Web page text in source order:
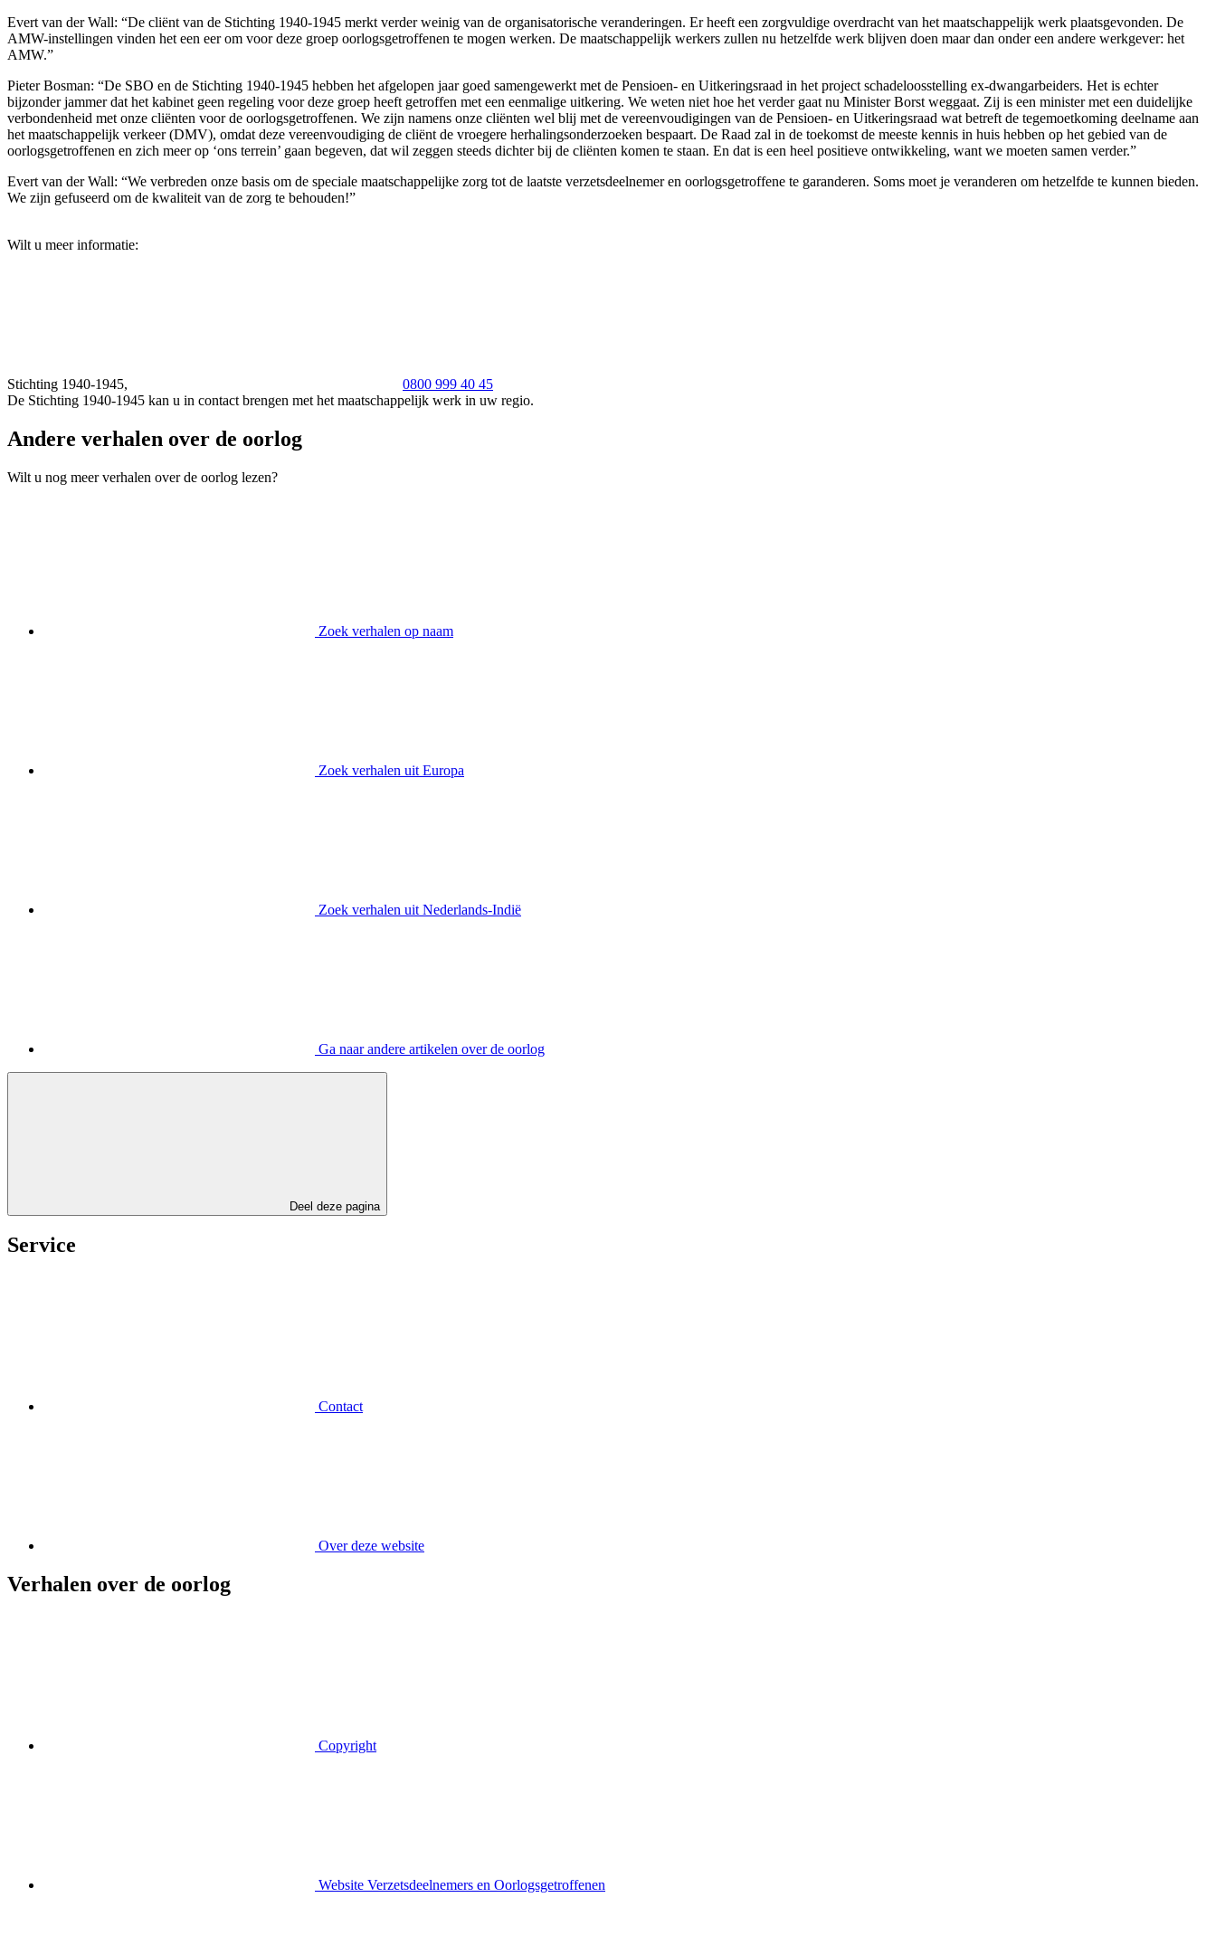
Evert van der Wall: “De cliënt van de Stichting 1940-1945 merkt verder weinig van de organisatorische veranderingen. Er heeft een zorgvuldige overdracht van het maatschappelijk werk plaatsgevonden. De
AMW-instellingen vinden het een eer om voor deze groep oorlogsgetroffenen te mogen werken. De maatschappelijk werkers zullen nu hetzelfde werk blijven doen maar dan onder een andere werkgever: het
AMW.”
Pieter Bosman: “De SBO en de Stichting 1940-1945 hebben het afgelopen jaar goed samengewerkt met de Pensioen- en Uitkeringsraad in het project schadeloosstelling ex-dwangarbeiders. Het is echter
bijzonder jammer dat het kabinet geen regeling voor deze groep heeft getroffen met een eenmalige uitkering. We weten niet hoe het verder gaat nu Minister Borst weggaat. Zij is een minister met een duidelijke
verbondenheid met onze cliënten voor de oorlogsgetroffenen. We zijn namens onze cliënten wel blij met de vereenvoudigingen van de Pensioen- en Uitkeringsraad wat betreft de tegemoetkoming deelname aan
het maatschappelijk verkeer (DMV), omdat deze vereenvoudiging de cliënt de vroegere herhalingsonderzoeken bespaart. De Raad zal in de toekomst de meeste kennis in huis hebben op het gebied van de
oorlogsgetroffenen en zich meer op ‘ons terrein’ gaan begeven, dat wil zeggen steeds dichter bij de cliënten komen te staan. En dat is een heel positieve ontwikkeling, want we moeten samen verder.”
Evert van der Wall: “We verbreden onze basis om de speciale maatschappelijke zorg tot de laatste verzetsdeelnemer en oorlogsgetroffene te garanderen. Soms moet je veranderen om hetzelfde te kunnen bieden.
We zijn gefuseerd om de kwaliteit van de zorg te behouden!”
Wilt u meer informatie:
Stichting 1940-1945,
0800 999 40 45
De Stichting 1940-1945 kan u in contact brengen met het maatschappelijk werk in uw regio.
Andere verhalen over de oorlog
Wilt u nog meer verhalen over de oorlog lezen?
Zoek verhalen op naam
Zoek verhalen uit Europa
Zoek verhalen uit Nederlands-Indië
Ga naar andere artikelen over de oorlog
Deel deze pagina
Service
Contact
Over deze website
Verhalen over de oorlog
Copyright
Website Verzetsdeelnemers en Oorlogsgetroffenen